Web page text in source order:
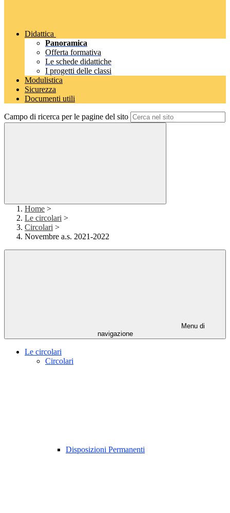
Didattica
Panoramica
Offerta formativa
Le schede didattiche
I progetti delle classi
Modulistica
Sicurezza
Documenti utili
Campo di ricerca per le pagine del sito
Home >
Le circolari >
Circolari >
Novembre a.s. 2021-2022
Menu di
navigazione
Le circolari
Circolari
Disposizioni Permanenti